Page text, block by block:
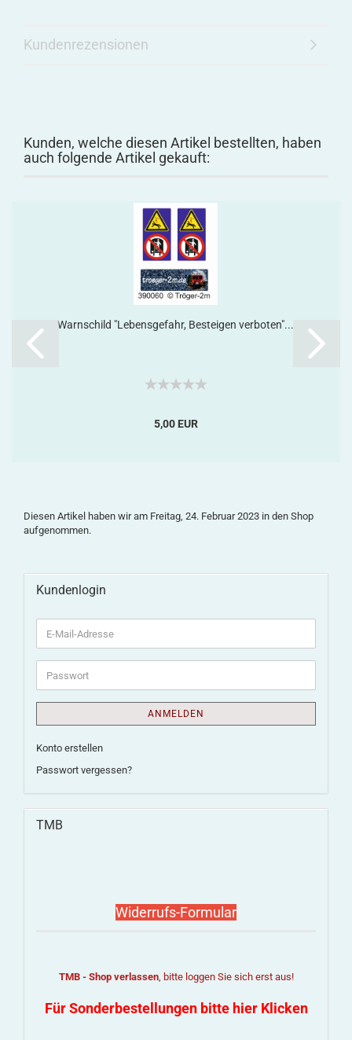
Kundenrezensionen
Kunden, welche diesen Artikel bestellten, haben
auch folgende Artikel gekauft:
Warnschild "Lebensgefahr, Besteigen verboten"...
5,00 EUR
Diesen Artikel haben wir am Freitag, 24. Februar 2023 in den Shop
aufgenommen.
Kundenlogin
ANMELDEN
Konto erstellen
Passwort vergessen?
TMB
Widerrufs-Formular
TMB - Shop verlassen, bitte loggen Sie sich erst aus!
Für Sonderbestellungen bitte hier Klicken